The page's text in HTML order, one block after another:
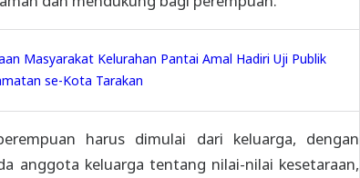
Masyarakat Kelurahan Pantai Amal Hadiri Uji Publik
se-Kota Tarakan
harus dimulai dari keluarga, dengan
anggota keluarga tentang nilai-nilai kesetaraan,